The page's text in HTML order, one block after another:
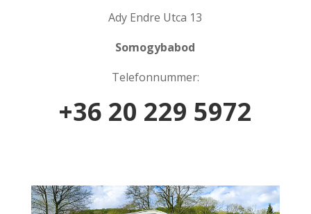
Ady Endre Utca 13
Somogybabod
Telefonnummer:
+36 20 229 5972